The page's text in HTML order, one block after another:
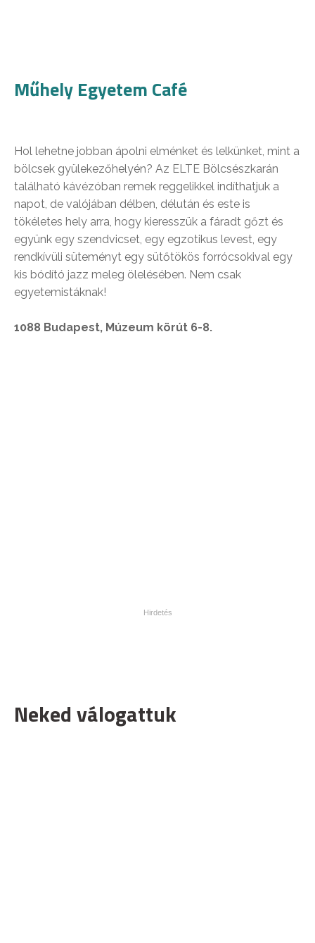
Műhely Egyetem Café
Hol lehetne jobban ápolni elménket és lelkünket, mint a
bölcsek gyülekezőhelyén? Az ELTE Bölcsészkarán
található kávézóban remek reggelikkel indíthatjuk a
napot, de valójában délben, délután és este is
tökéletes hely arra, hogy kieresszük a fáradt gőzt és
együnk egy szendvicset, egy egzotikus levest, egy
rendkívüli süteményt egy sütőtökös forrócsokival egy
kis bódító jazz meleg ölelésében. Nem csak
egyetemistáknak!
1088 Budapest, Múzeum körút 6-8.
Neked válogattuk